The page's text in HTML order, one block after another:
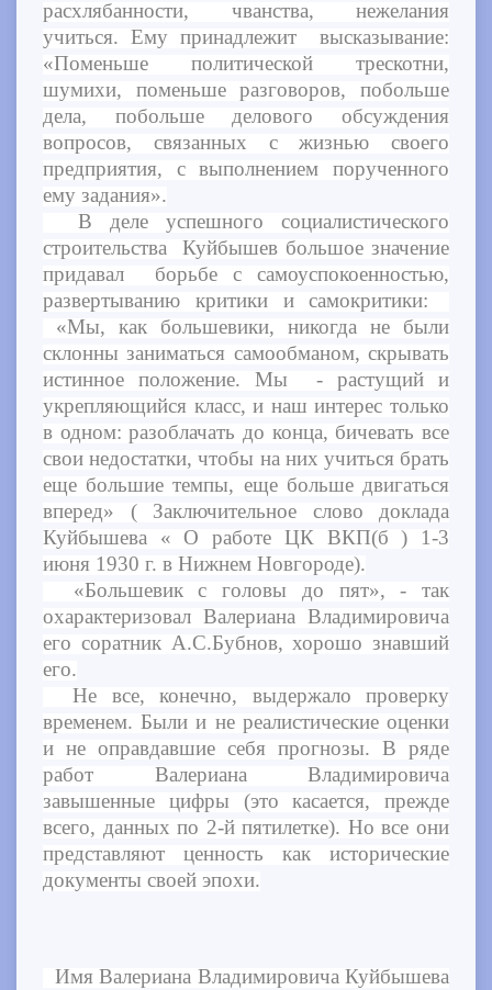
расхлябанности, чванства, нежелания
учиться. Ему принадлежит высказывание:
«Поменьше политической трескотни,
шумихи, поменьше разговоров, побольше
дела, побольше делового обсуждения
вопросов, связанных с жизнью своего
предприятия, с выполнением порученного
ему задания».
В деле успешного социалистического
строительства Куйбышев большое значение
придавал борьбе с самоуспокоенностью,
развертыванию критики и самокритики:
«Мы, как большевики, никогда не были
склонны заниматься самообманом, скрывать
истинное положение. Мы - растущий и
укрепляющийся класс, и наш интерес только
в одном: разоблачать до конца, бичевать все
свои недостатки, чтобы на них учиться брать
еще большие темпы, еще больше двигаться
вперед» ( Заключительное слово доклада
Куйбышева « О работе ЦК ВКП(б ) 1-3
июня 1930 г. в Нижнем Новгороде).
«Большевик с головы до пят», - так
охарактеризовал Валериана Владимировича
его соратник А.С.Бубнов, хорошо знавший
его.
Не все, конечно, выдержало проверку
временем. Были и не реалистические оценки
и не оправдавшие себя прогнозы. В ряде
работ Валериана Владимировича
завышенные цифры (это касается, прежде
всего, данных по 2-й пятилетке). Но все они
представляют ценность как исторические
документы своей эпохи.
Имя Валериана Владимировича Куйбышева